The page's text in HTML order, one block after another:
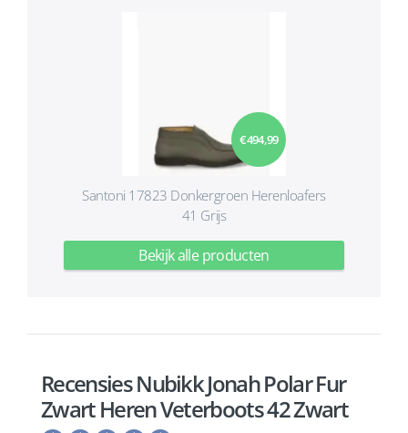
€ 494,99
Santoni 17823 Donkergroen Herenloafers
41 Grijs
Bekijk alle producten
Recensies Nubikk Jonah Polar Fur
Zwart Heren Veterboots 42 Zwart